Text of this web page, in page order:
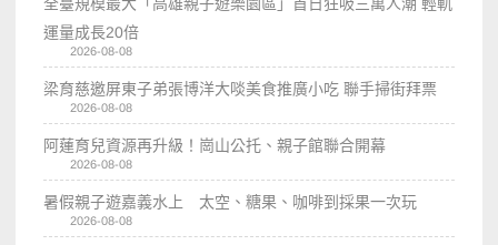
全臺規模最大「高雄親子遊樂園區」首日狂吸三萬人潮 輕軌
運量成長20倍
2026-08-08
梁育慈邀屏東子弟張博洋大啖美食推廣小吃 聯手掃街拜票
2026-08-08
阿蓮育兒資源再升級！崗山公托、親子館聯合開幕
2026-08-08
暑假親子遊嘉義水上 太空、糖果、咖啡到採果一次玩
2026-08-08